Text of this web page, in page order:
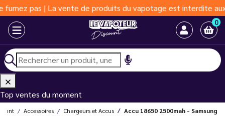
pas | La vente de produits du vapotage est interdite aux
0
Top ventes du moment
Accessoires Chargeurs et Accus Accu 18650 2500mah - Samsung